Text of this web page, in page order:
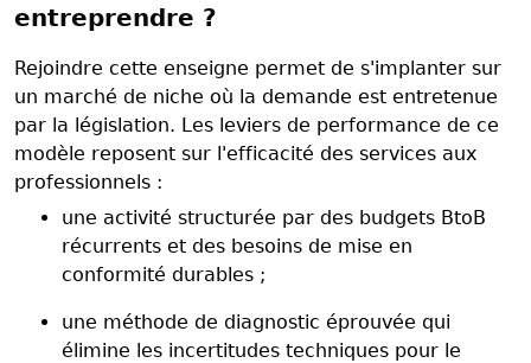
entreprendre ?
Rejoindre cette enseigne permet de s'implanter sur
un marché de niche où la demande est entretenue
par la législation. Les leviers de performance de ce
modèle reposent sur l'efficacité des services aux
professionnels :
une activité structurée par des budgets BtoB
récurrents et des besoins de mise en
conformité durables ;
une méthode de diagnostic éprouvée qui
élimine les incertitudes techniques pour le